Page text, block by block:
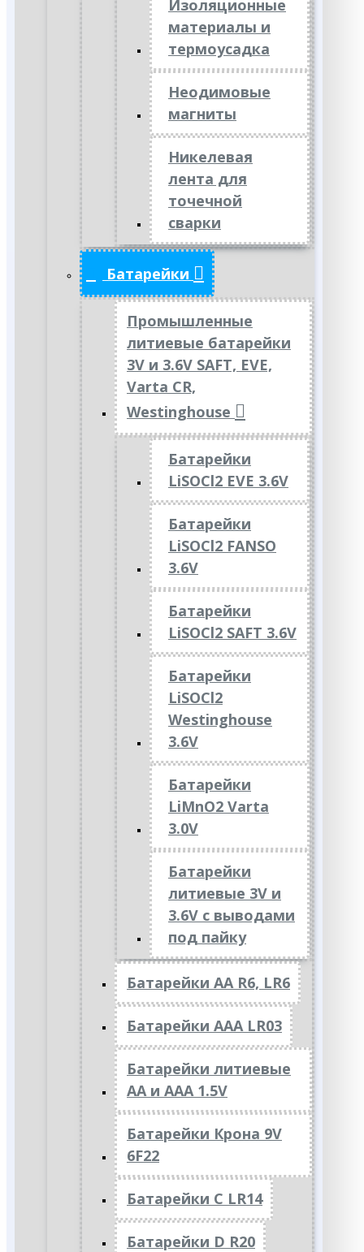
Изоляционные
материалы и
термоусадка
Неодимовые
магниты
Никелевая
лента для
точечной
сварки
Батарейки
Промышленные
литиевые батарейки
3V и 3.6V SAFT, EVE,
Varta CR,
Westinghouse
Батарейки
LiSOCl2 EVE 3.6V
Батарейки
LiSOCl2 FANSO
3.6V
Батарейки
LiSOCl2 SAFT 3.6V
Батарейки
LiSOCl2
Westinghouse
3.6V
Батарейки
LiMnO2 Varta
3.0V
Батарейки
литиевые 3V и
3.6V с выводами
под пайку
Батарейки АА R6, LR6
Батарейки АAА LR03
Батарейки литиевые
АА и ААА 1.5V
Батарейки Крона 9V
6F22
Батарейки C LR14
Батарейки D R20